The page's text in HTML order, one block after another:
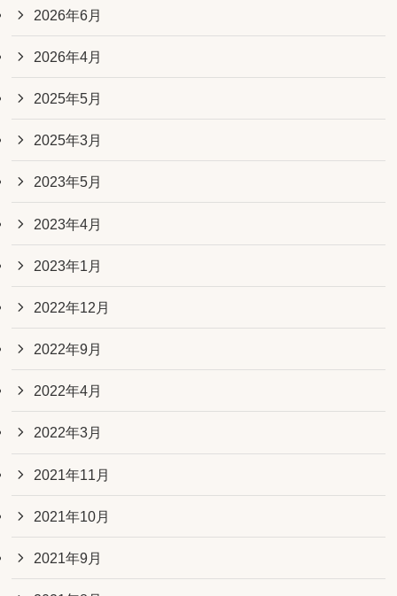
2026年6月
2026年4月
2025年5月
2025年3月
2023年5月
2023年4月
2023年1月
2022年12月
2022年9月
2022年4月
2022年3月
2021年11月
2021年10月
2021年9月